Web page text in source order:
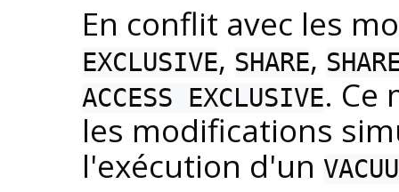
En conflit avec les
EXCLUSIVE, SHARE,
ACCESS EXCLUSIVE. Ce
les modifications
l'exécution d'un